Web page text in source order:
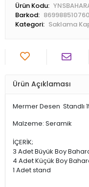
Ürün Kodu:
Barkod:
Kategori: Saklama
Ürün Açıklaması
Mermer Desen Standlı
Malzeme: Seramik
İÇERİK;
3 Adet Büyük Boy
4 Adet Küçük Boy
1 Adet stand